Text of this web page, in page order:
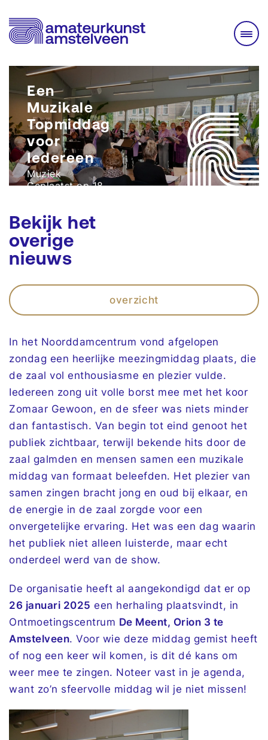
Een
Muzikale
Topmiddag
voor
Iedereen
Muziek
Geplaatst op 18
Bekijk het
overige
nieuws
overzicht
In het Noorddamcentrum vond afgelopen
zondag een heerlijke meezingmiddag plaats, die
de zaal vol enthousiasme en plezier vulde.
Iedereen zong uit volle borst mee met het koor
Zomaar Gewoon, en de sfeer was niets minder
dan fantastisch. Van begin tot eind genoot het
publiek zichtbaar, terwijl bekende hits door de
zaal galmden en mensen samen een muzikale
middag van formaat beleefden. Het plezier van
samen zingen bracht jong en oud bij elkaar, en
de energie in de zaal zorgde voor een
onvergetelijke ervaring. Het was een dag waarin
het publiek niet alleen luisterde, maar echt
onderdeel werd van de show.
De organisatie heeft al aangekondigd dat er op
26 januari 2025 een herhaling plaatsvindt, in
Ontmoetingscentrum De Meent, Orion 3 te
Amstelveen. Voor wie deze middag gemist heeft
of nog een keer wil komen, is dit dé kans om
weer mee te zingen. Noteer vast in je agenda,
want zo’n sfeervolle middag wil je niet missen!